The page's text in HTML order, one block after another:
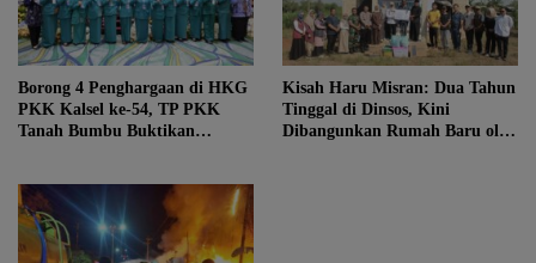
Borong 4 Penghargaan di HKG
PKK Kalsel ke-54, TP PKK
Tanah Bumbu Buktikan
Kisah Haru Misran: Dua Tahun
Tinggal di Dinsos, Kini
Dibangunkan Rumah Baru oleh